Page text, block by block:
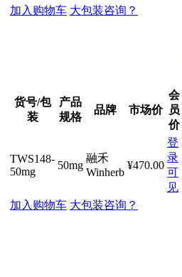
加入购物车 大包装咨询？
货号/包
装
产品
规格
品牌 市场价
会
员
价
TWS148-
50mg
50mg
融禾
Winherb
¥470.00
登
录
可
见
加入购物车 大包装咨询？